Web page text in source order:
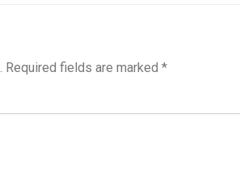
Required fields are marked *